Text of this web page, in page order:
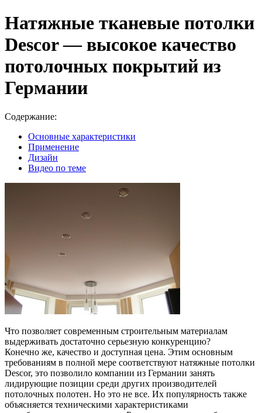
Натяжные тканевые потолки
Descor — высокое качество
потолочных покрытий из
Германии
Содержание:
Основные характеристики
Применение
Дизайн
Видео по теме
Что позволяет современным строительным материалам
выдерживать достаточно серьезную конкуренцию?
Конечно же, качество и доступная цена. Этим основным
требованиям в полной мере соответствуют натяжные потолки
Descor, это позволило компании из Германии занять
лидирующие позиции среди других производителей
потолочных полотен. Но это не все. Их популярность также
объясняется техническими характеристиками